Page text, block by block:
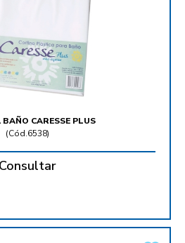
CARESSE PLUS
(Cód.6538)
Consultar